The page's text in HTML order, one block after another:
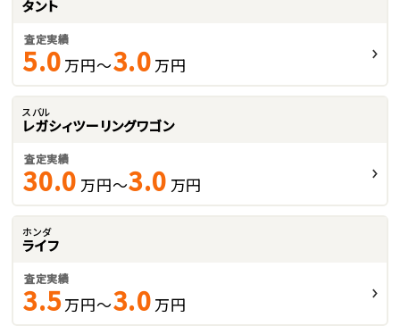
タント
査定実績
5.0 万円～3.0 万円
スバル
レガシィツーリングワゴン
査定実績
30.0 万円～3.0 万円
ホンダ
ライフ
査定実績
3.5万円～3.0 万円